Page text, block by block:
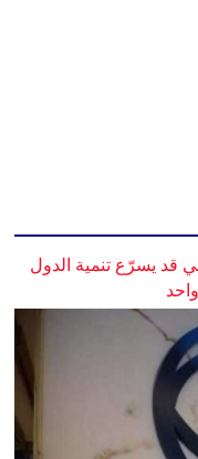
قد يسرّع تنمية الدول